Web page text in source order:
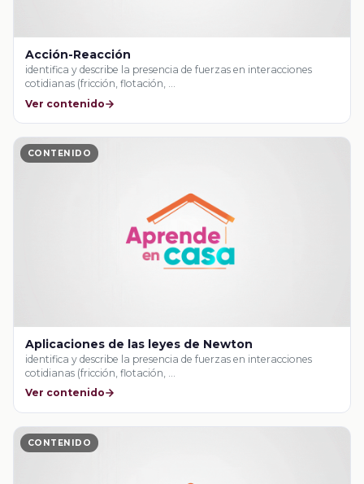
Acción-Reacción
identifica y describe la presencia de fuerzas en interacciones
cotidianas (fricción, flotación, …
Ver contenido
CONTENIDO
Aplicaciones de las leyes de Newton
identifica y describe la presencia de fuerzas en interacciones
cotidianas (fricción, flotación, …
Ver contenido
CONTENIDO